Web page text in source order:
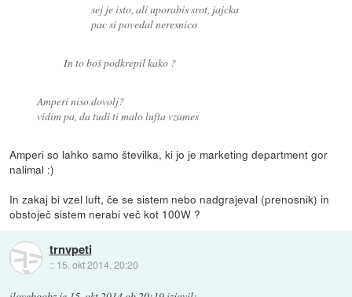
sej je isto, ali uporabis srot, jajcka
pac si povedal neresnico
In to boš podkrepil kako ?
Amperi niso dovolj?
vidim pa, da tudi ti malo lufta vzames
Amperi so lahko samo številka, ki jo je marketing department gor
nalimal :)
In zakaj bi vzel luft, če se sistem nebo nadgrajeval (prenosnik) in
obstoječ sistem nerabi več kot 100W ?
trnvpeti
:: 15. okt 2014, 20:20